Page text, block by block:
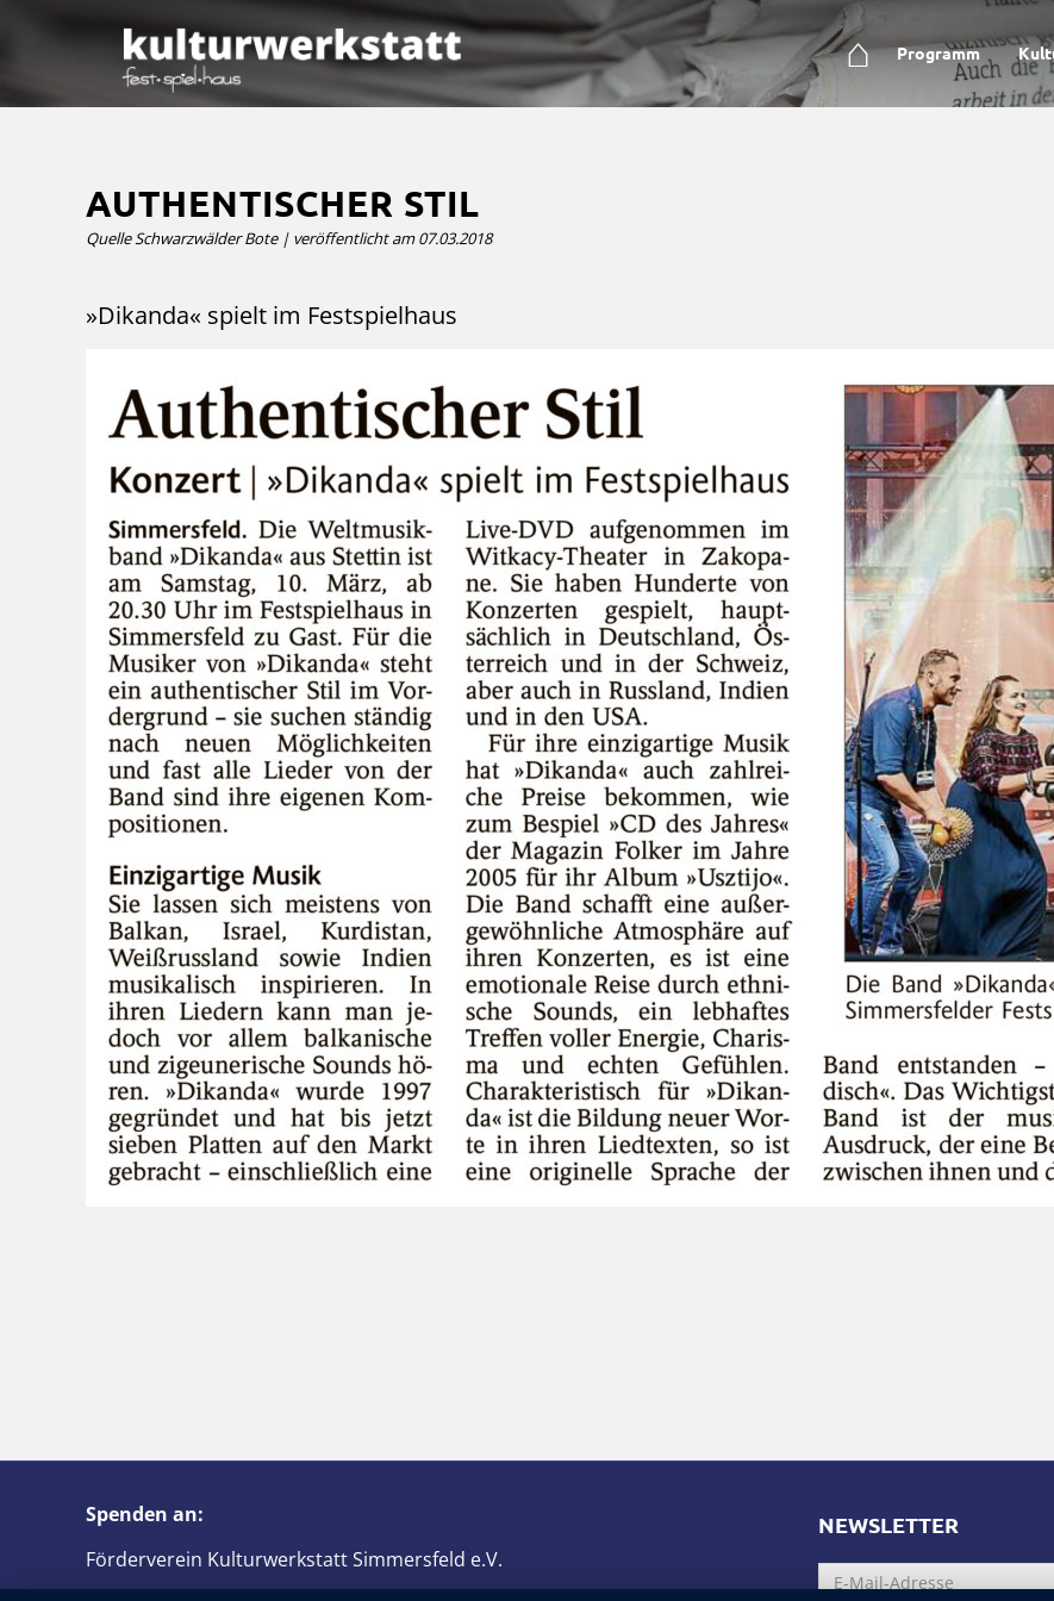
⌂ Programm
AUTHENTISCHER STIL
Quelle Schwarzwälder Bote | veröffentlicht am 07.03.2018
»Dikanda« spielt im Festspielhaus
Spenden an:
Förderverein Kulturwerkstatt Simmersfeld e.V.
NEWSLETTER